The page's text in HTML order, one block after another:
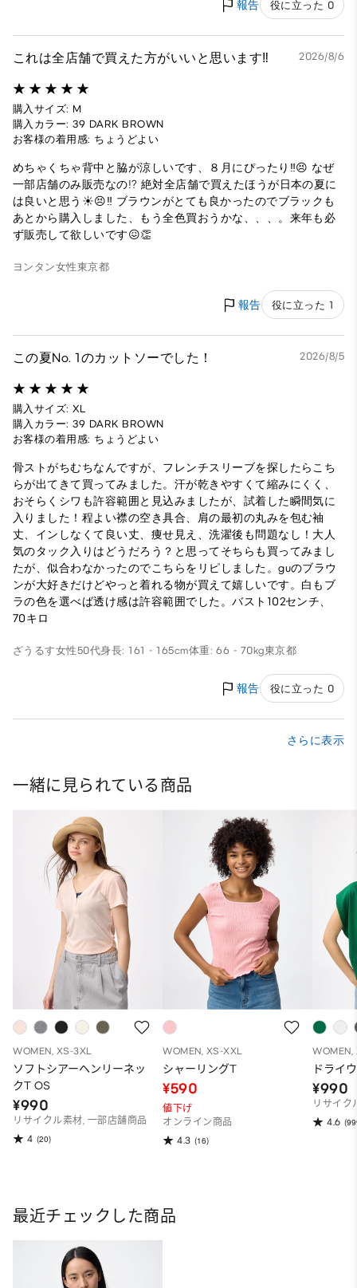
報告 役に立った 0
これは全店舗で買えた方がいいと思います‼️ 2026/8/6
購入サイズ: M
購入カラー: 39 DARK BROWN
お客様の着用感: ちょうどよい
めちゃくちゃ背中と脇が涼しいです、８月にぴったり‼️😣 なぜ
一部店舗のみ販売なの⁉️ 絶対全店舗で買えたほうが日本の夏に
は良いと思う☀️😣‼️ ブラウンがとても良かったのでブラックも
あとから購入しました、もう全色買おうかな、、、。来年も必
ず販売して欲しいです😖👏
ヨンタン女性東京都
報告 役に立った 1
この夏No. 1のカットソーでした！ 2026/8/5
購入サイズ: XL
購入カラー: 39 DARK BROWN
お客様の着用感: ちょうどよい
骨ストがちむちなんですが、フレンチスリーブを探したらこち
らが出てきて買ってみました。汗が乾きやすくて縮みにくく、
おそらくシワも許容範囲と見込みましたが、試着した瞬間気に
入りました！程よい襟の空き具合、肩の最初の丸みを包む袖
丈、インしなくて良い丈、痩せ見え、洗濯後も問題なし！大人
気のタック入りはどうだろう？と思ってそちらも買ってみまし
たが、似合わなかったのでこちらをリピしました。guのブラウ
ンが大好きだけどやっと着れる物が買えて嬉しいです。白もブ
ラの色を選べば透け感は許容範囲でした。バスト102センチ、
70キロ
ざうるす女性50代身長: 161 - 165cm体重: 66 - 70kg東京都
報告 役に立った 0
さらに表示
一緒に見られている商品
WOMEN, XS-3XL
ソフトシアーヘンリーネッ
クT OS
¥990
リサイクル素材, 一部店舗商品
4 (20)
WOMEN, XS-XXL
シャーリングT
¥590
値下げ
オンライン商品
4.3 (16)
WOMEN,
ドライ
¥990
リサイク
4.6
最近チェックした商品